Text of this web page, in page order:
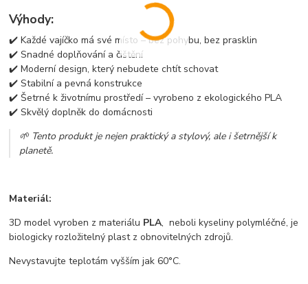
Výhody:
✔️ Každé vajíčko má své místo – bez pohybu, bez prasklin
✔️ Snadné doplňování a čištění
✔️ Moderní design, který nebudete chtít schovat
✔️ Stabilní a pevná konstrukce
✔️ Šetrné k životnímu prostředí – vyrobeno z ekologického PLA
✔️ Skvělý doplněk do domácnosti
🌱 Tento produkt je nejen praktický a stylový, ale i šetrnější k
planetě.
Materiál:
3D model vyroben z materiálu PLA, neboli kyseliny polymléčné, je
biologicky rozložitelný plast z obnovitelných zdrojů.
Nevystavujte teplotám vyšším jak 60°C.